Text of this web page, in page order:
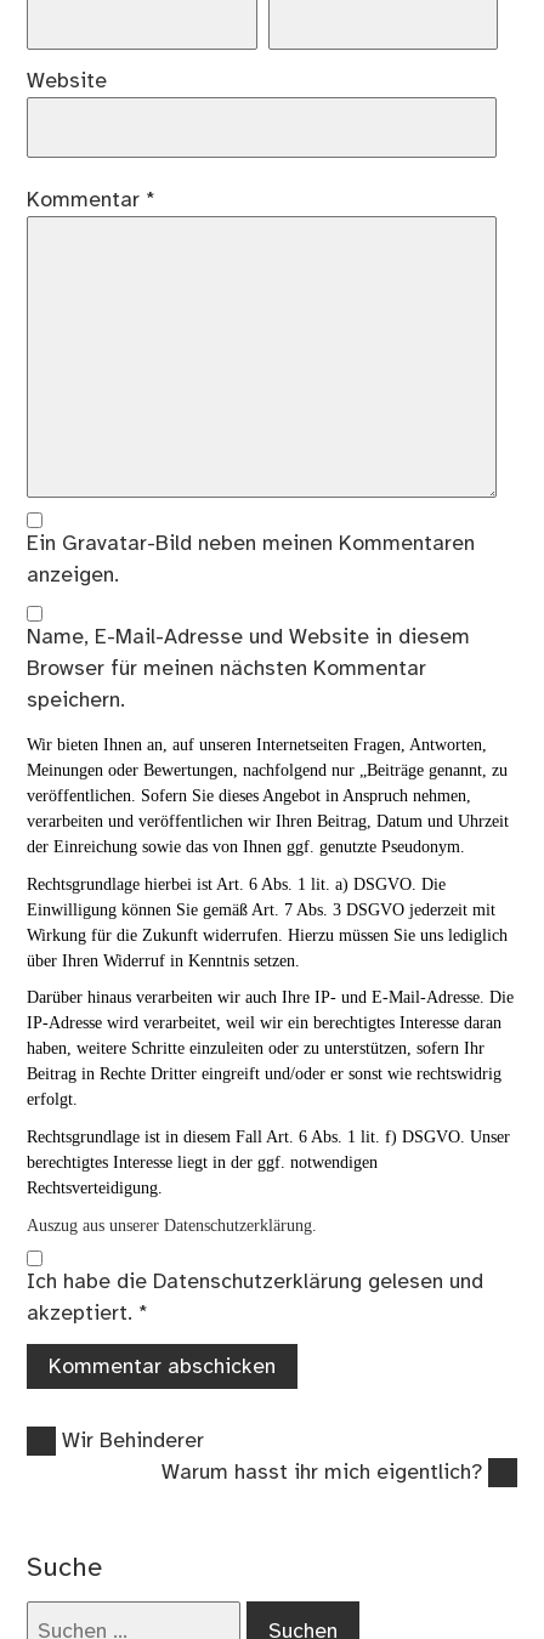
Website
Kommentar *
Ein Gravatar-Bild neben meinen Kommentaren
anzeigen.
Name, E-Mail-Adresse und Website in diesem
Browser für meinen nächsten Kommentar
speichern.
Wir bieten Ihnen an, auf unseren Internetseiten Fragen, Antworten,
Meinungen oder Bewertungen, nachfolgend nur „Beiträge genannt, zu
veröffentlichen. Sofern Sie dieses Angebot in Anspruch nehmen,
verarbeiten und veröffentlichen wir Ihren Beitrag, Datum und Uhrzeit
der Einreichung sowie das von Ihnen ggf. genutzte Pseudonym.
Rechtsgrundlage hierbei ist Art. 6 Abs. 1 lit. a) DSGVO. Die
Einwilligung können Sie gemäß Art. 7 Abs. 3 DSGVO jederzeit mit
Wirkung für die Zukunft widerrufen. Hierzu müssen Sie uns lediglich
über Ihren Widerruf in Kenntnis setzen.
Darüber hinaus verarbeiten wir auch Ihre IP- und E-Mail-Adresse. Die
IP-Adresse wird verarbeitet, weil wir ein berechtigtes Interesse daran
haben, weitere Schritte einzuleiten oder zu unterstützen, sofern Ihr
Beitrag in Rechte Dritter eingreift und/oder er sonst wie rechtswidrig
erfolgt.
Rechtsgrundlage ist in diesem Fall Art. 6 Abs. 1 lit. f) DSGVO. Unser
berechtigtes Interesse liegt in der ggf. notwendigen
Rechtsverteidigung.
Auszug aus unserer Datenschutzerklärung.
Ich habe die Datenschutzerklärung gelesen und
akzeptiert. *
Beitragsnavigation
Vorheriger
Wir Behinderer
Nächster
Warum hasst ihr mich eigentlich?
Suche